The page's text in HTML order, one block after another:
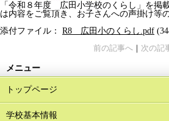
「令和８年度 広田小学校のくらし」を掲
は内容をご覧頂き、お子さんへの声掛け等
添付ファイル： R8＿広田小のくらし.pdf
前の記事へ｜ 次の記
メニュー
トップページ
学校基本情報